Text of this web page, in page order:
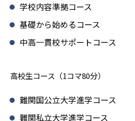
学校内容準拠コース
基礎から始めるコース
中高一貫校サポートコース
高校生コース（1コマ80分）
難関国公立大学進学コース
難関私立大学進学コース